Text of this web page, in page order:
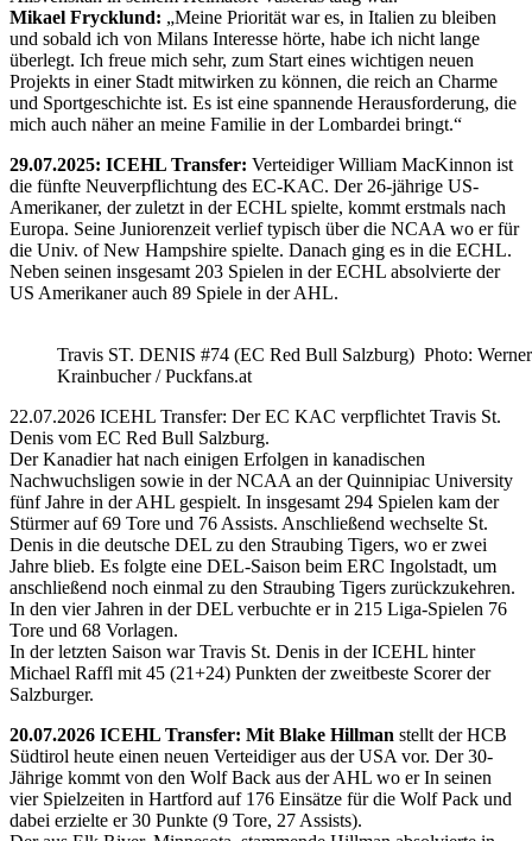
Mikael Frycklund: „Meine Priorität war es, in Italien zu bleiben
und sobald ich von Milans Interesse hörte, habe ich nicht lange
überlegt. Ich freue mich sehr, zum Start eines wichtigen neuen
Projekts in einer Stadt mitwirken zu können, die reich an Charme
und Sportgeschichte ist. Es ist eine spannende Herausforderung, die
mich auch näher an meine Familie in der Lombardei bringt.“
29.07.2025: ICEHL Transfer: Verteidiger William MacKinnon ist
die fünfte Neuverpflichtung des EC-KAC. Der 26-jährige US-
Amerikaner, der zuletzt in der ECHL spielte, kommt erstmals nach
Europa. Seine Juniorenzeit verlief typisch über die NCAA wo er für
die Univ. of New Hampshire spielte. Danach ging es in die ECHL.
Neben seinen insgesamt 203 Spielen in der ECHL absolvierte der
US Amerikaner auch 89 Spiele in der AHL.
Travis ST. DENIS #74 (EC Red Bull Salzburg) Photo: Werner
Krainbucher / Puckfans.at
22.07.2026 ICEHL Transfer: Der EC KAC verpflichtet Travis St.
Denis vom EC Red Bull Salzburg.
Der Kanadier hat nach einigen Erfolgen in kanadischen
Nachwuchsligen sowie in der NCAA an der Quinnipiac University
fünf Jahre in der AHL gespielt. In insgesamt 294 Spielen kam der
Stürmer auf 69 Tore und 76 Assists. Anschließend wechselte St.
Denis in die deutsche DEL zu den Straubing Tigers, wo er zwei
Jahre blieb. Es folgte eine DEL-Saison beim ERC Ingolstadt, um
anschließend noch einmal zu den Straubing Tigers zurückzukehren.
In den vier Jahren in der DEL verbuchte er in 215 Liga-Spielen 76
Tore und 68 Vorlagen.
In der letzten Saison war Travis St. Denis in der ICEHL hinter
Michael Raffl mit 45 (21+24) Punkten der zweitbeste Scorer der
Salzburger.
20.07.2026 ICEHL Transfer: Mit Blake Hillman stellt der HCB
Südtirol heute einen neuen Verteidiger aus der USA vor. Der 30-
Jährige kommt von den Wolf Back aus der AHL wo er In seinen
vier Spielzeiten in Hartford auf 176 Einsätze für die Wolf Pack und
dabei erzielte er 30 Punkte (9 Tore, 27 Assists).